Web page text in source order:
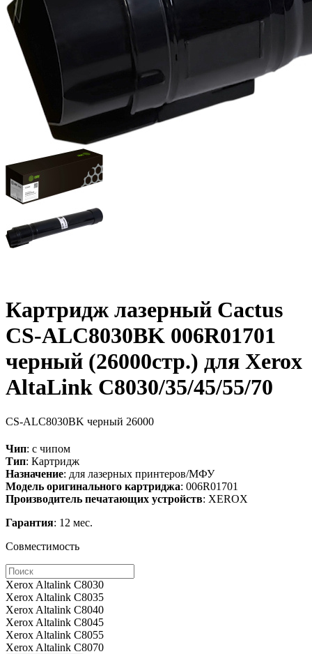
Картридж лазерный Cactus
CS-ALC8030BK 006R01701
черный (26000стр.) для Xerox
AltaLink C8030/35/45/55/70
CS-ALC8030BK черный 26000
Чип: с чипом
Тип: Картридж
Назначение: для лазерных принтеров/МФУ
Модель оригинального картриджа: 006R01701
Производитель печатающих устройств: XEROX
Гарантия: 12 мес.
Совместимость
Xerox Altalink C8030
Xerox Altalink C8035
Xerox Altalink C8040
Xerox Altalink C8045
Xerox Altalink C8055
Xerox Altalink C8070